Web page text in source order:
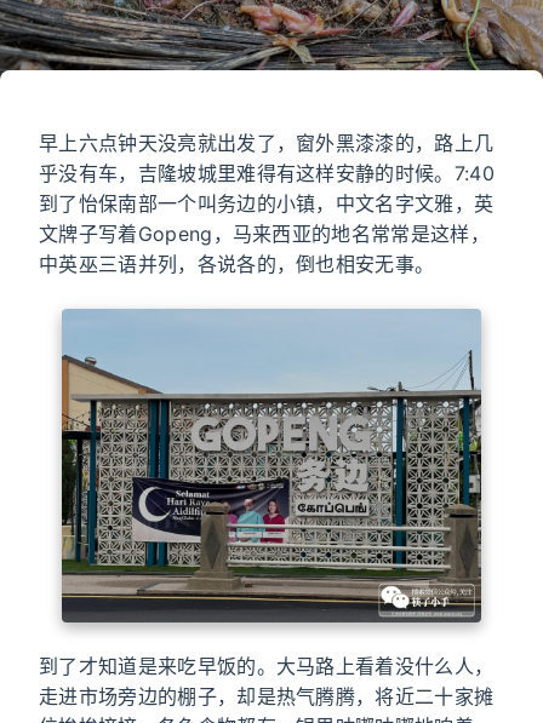
早上六点钟天没亮就出发了，窗外黑漆漆的，路上几
乎没有车，吉隆坡城里难得有这样安静的时候。7:40
到了怡保南部一个叫务边的小镇，中文名字文雅，英
文牌子写着Gopeng，马来西亚的地名常常是这样，
中英巫三语并列，各说各的，倒也相安无事。
到了才知道是来吃早饭的。大马路上看着没什么人，
走进市场旁边的棚子，却是热气腾腾，将近二十家摊